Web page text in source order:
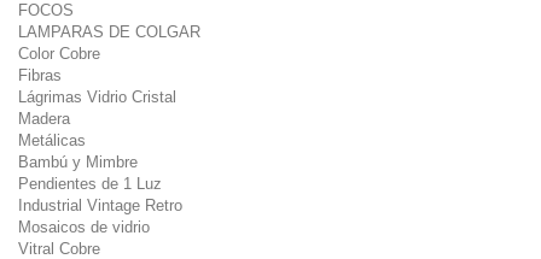
FOCOS
LAMPARAS DE COLGAR
Color Cobre
Fibras
Lágrimas Vidrio Cristal
Madera
Metálicas
Bambú y Mimbre
Pendientes de 1 Luz
Industrial Vintage Retro
Mosaicos de vidrio
Vitral Cobre